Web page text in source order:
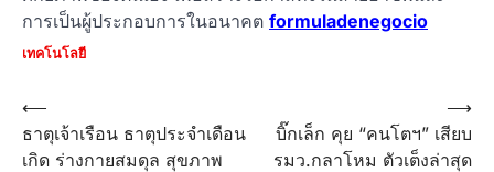
การเป็นผู้ประกอบการในอนาคต formuladenegocio
เทคโนโลยี
Post
navigation
⟵
ธาตุเจ้าเรือน ธาตุประจำเดือน
เกิด ร่างกายสมดุล สุขภาพ
บิ๊กเล็ก คุย “คนโตฯ” เสียบ
รมว.กลาโหม ตัวเต็งล่าสุด
⟶